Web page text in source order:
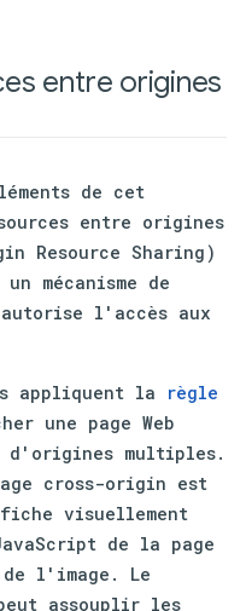
entre origines
de cet
entre origines
Resource Sharing)
mécanisme de
l'accès aux
appliquent la
règle
une page Web
d'origines multiples.
cross-origin est
visuellement
de la page
de l'image. Le
assouplir les